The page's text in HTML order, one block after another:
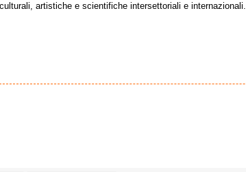
artistiche e scientifiche intersettoriali e internazionali.